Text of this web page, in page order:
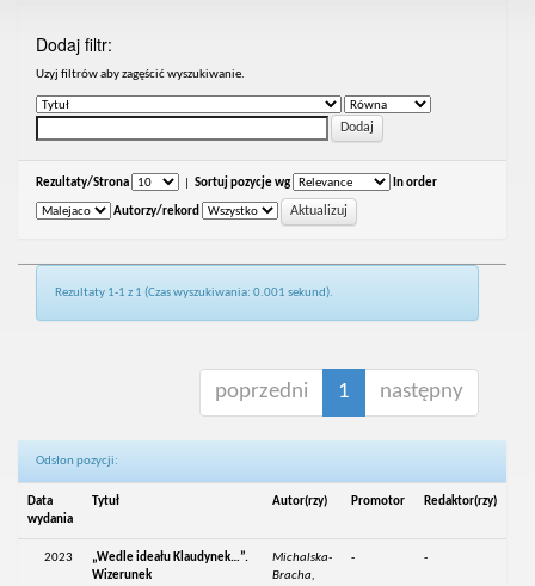
Dodaj filtr:
Uzyj filtrów aby zagęścić wyszukiwanie.
Rezultaty/Strona Sortuj pozycje wg In order
Autorzy/rekord
Rezultaty 1-1 z 1 (Czas wyszukiwania: 0.001 sekund).
poprzedni 1 następny
Odsłon pozycji:
Data
wydania
Tytuł Autor(rzy) Promotor Redaktor(rzy)
2023
„Wedle ideału Klaudynek…”.
Wizerunek
Michalska-
Bracha,
- -